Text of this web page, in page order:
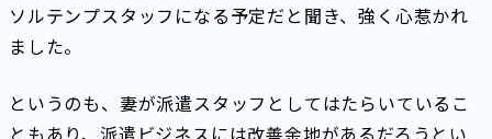
ソルテンプスタッフになる予定だと聞き、強く心惹かれ
ました。
というのも、妻が派遣スタッフとしてはたらいているこ